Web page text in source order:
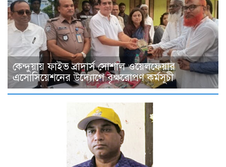
কেন্দুয়ায় ফাইভ ব্রাদার্স সোশাল ওয়েলফেয়ার
এসোসিয়েশনের উদ্যোগে বৃক্ষরোপণ কর্মসূচী